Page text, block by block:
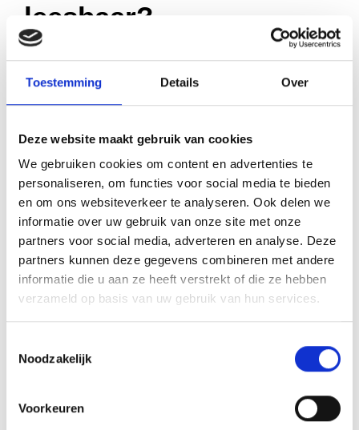
Toestemming Details Over
Deze website maakt gebruik van cookies
We gebruiken cookies om content en advertenties te
personaliseren, om functies voor social media te bieden
en om ons websiteverkeer te analyseren. Ook delen we
informatie over uw gebruik van onze site met onze
partners voor social media, adverteren en analyse. Deze
partners kunnen deze gegevens combineren met andere
informatie die u aan ze heeft verstrekt of die ze hebben
verzameld op basis van uw gebruik van hun services.
Noodzakelijk
Voorkeuren
leesbaar?
Verkeerde regelafstand is een van de meest
voorkomende fouten die de leesbaarheid belemmert.
Te krappe regelafstand zorgt ervoor dat regels in
elkaar overlopen, terwijl te ruime afstand de
letters dwingen lezers om hun ogen te knijpen, wat
snel tot hoofdpijn leidt.
Slecht contrast tussen tekst en achtergrond maakt
lezen onnodig zwaar. Grijze tekst op een witte
achtergrond lijkt misschien elegant, maar zorgt ervoor
dat je ogen harder moeten werken.Overvolle
pagina’szonder voldoende witruimte overweldigen
behouden.
Inconsistente opmaak door een boek heen verstoort
het leesritme. Wanneer lettergroottes, afstanden en